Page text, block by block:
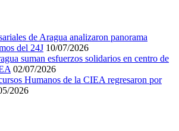
de Aragua analizaron panorama
del 24J 10/07/2026
suman esfuerzos solidarios en centro de
02/07/2026
Humanos de la CIEA regresaron por
2026